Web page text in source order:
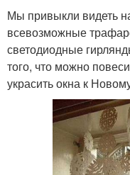
Мы привыкли видеть
всевозможные
светодиодные
того, что можно
украсить окна к